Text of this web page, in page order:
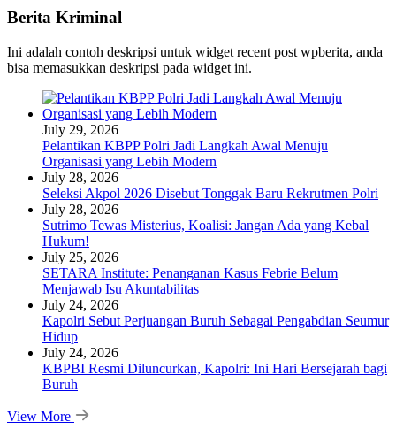
Berita Kriminal
Ini adalah contoh deskripsi untuk widget recent post wpberita, anda
bisa memasukkan deskripsi pada widget ini.
July 29, 2026
Pelantikan KBPP Polri Jadi Langkah Awal Menuju
Organisasi yang Lebih Modern
July 28, 2026
Seleksi Akpol 2026 Disebut Tonggak Baru Rekrutmen Polri
July 28, 2026
Sutrimo Tewas Misterius, Koalisi: Jangan Ada yang Kebal
Hukum!
July 25, 2026
SETARA Institute: Penanganan Kasus Febrie Belum
Menjawab Isu Akuntabilitas
July 24, 2026
Kapolri Sebut Perjuangan Buruh Sebagai Pengabdian Seumur
Hidup
July 24, 2026
KBPBI Resmi Diluncurkan, Kapolri: Ini Hari Bersejarah bagi
Buruh
View More